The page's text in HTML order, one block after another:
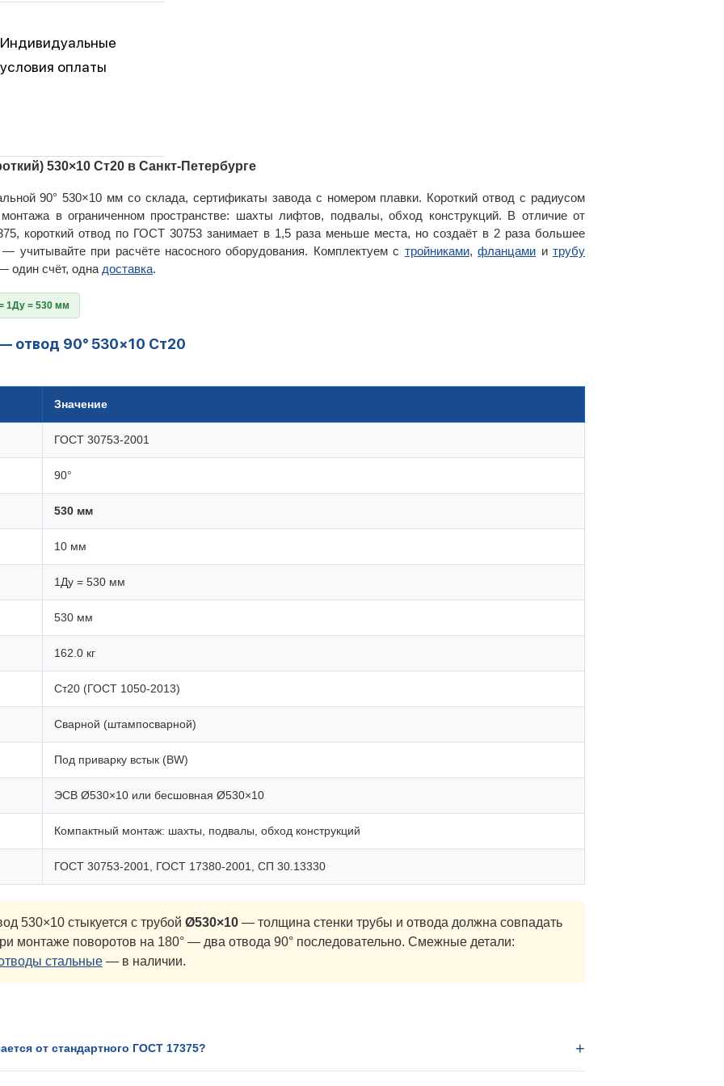
Индивидуальные
условия оплаты
530×10 Ст20 в Санкт-Петербурге
90° 530×10 мм со склада, сертификаты завода с номером плавки. Короткий отвод с радиусом
в ограниченном пространстве: шахты лифтов, подвалы, обход конструкций. В отличие от
короткий отвод по ГОСТ 30753 занимает в 1,5 раза меньше места, но создаёт в 2 раза большее
— учитывайте при расчёте насосного оборудования. Комплектуем с тройниками,фланцами итрубу
один счёт, одна доставка.
1Ду = 530 мм
отвод 90° 530×10 Ст20
Значение
ГОСТ 30753-2001
90°
530 мм
10 мм
1Ду = 530 мм
530 мм
162.0 кг
Ст20 (ГОСТ 1050-2013)
Сварной (штампосварной)
Под приварку встык (BW)
ЭСВ Ø530×10 или бесшовная Ø530×10
Компактный монтаж: шахты, подвалы, обход конструкций
ГОСТ 30753-2001, ГОСТ 17380-2001, СП 30.13330
530×10 стыкуется с трубой Ø530×10 — толщина стенки трубы и отвода должна совпадать
монтаже поворотов на 180° — два отвода 90° последовательно. Смежные детали:
стальные — в наличии.
от стандартного ГОСТ 17375?